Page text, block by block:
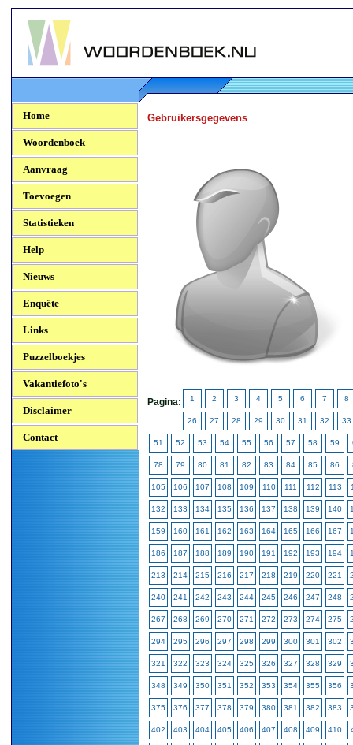
Woordenboek.NU
Home
Woordenboek
Aanvraag
Toevoegen
Statistieken
Help
Nieuws
Enquête
Links
Puzzelboekjes
Vakantiefoto's
Disclaimer
Contact
Gebruikersgegevens
Pagina: 1 2 3 4 5 6 7 8
26 27 28 29 30 31 32 33
51 52 53 54 55 56 57 58 59
78 79 80 81 82 83 84 85 86
105 106 107 108 109 110 111 112 113
132 133 134 135 136 137 138 139 140
159 160 161 162 163 164 165 166 167
186 187 188 189 190 191 192 193 194
213 214 215 216 217 218 219 220 221
240 241 242 243 244 245 246 247 248
267 268 269 270 271 272 273 274 275
294 295 296 297 298 299 300 301 302
321 322 323 324 325 326 327 328 329
348 349 350 351 352 353 354 355 356
375 376 377 378 379 380 381 382 383
402 403 404 405 406 407 408 409 410